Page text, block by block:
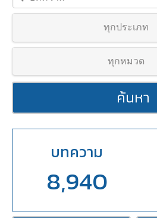
ทุกประเภท
ทุกหมวด
ค้นหา
บทความ
8,940